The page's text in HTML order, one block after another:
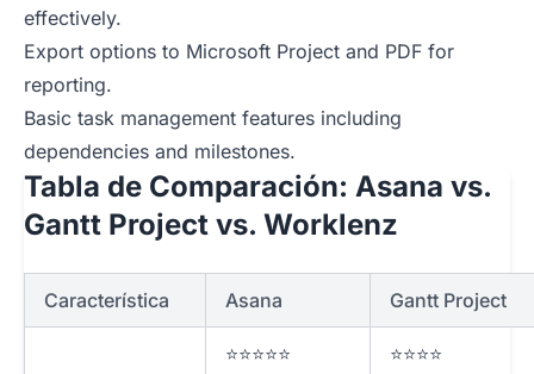
effectively.
Export options to Microsoft Project and PDF for
reporting.
Basic task management features including
dependencies and milestones.
Tabla de Comparación: Asana vs.
Gantt Project vs. Worklenz
Característica Asana Gantt Project
⭐⭐⭐⭐⭐
⭐⭐⭐⭐